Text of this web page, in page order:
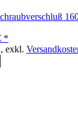
*
, exkl.